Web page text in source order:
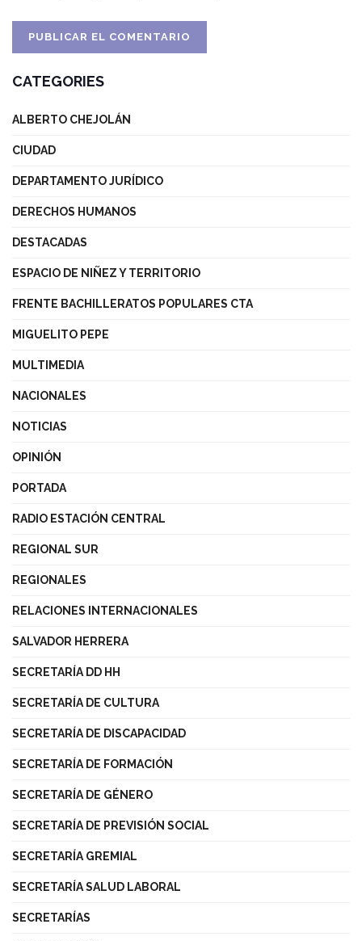
CATEGORIES
ALBERTO CHEJOLÁN
CIUDAD
DEPARTAMENTO JURÍDICO
DERECHOS HUMANOS
DESTACADAS
ESPACIO DE NIÑEZ Y TERRITORIO
FRENTE BACHILLERATOS POPULARES CTA
MIGUELITO PEPE
MULTIMEDIA
NACIONALES
NOTICIAS
OPINIÓN
PORTADA
RADIO ESTACIÓN CENTRAL
REGIONAL SUR
REGIONALES
RELACIONES INTERNACIONALES
SALVADOR HERRERA
SECRETARÍA DD HH
SECRETARÍA DE CULTURA
SECRETARÍA DE DISCAPACIDAD
SECRETARÍA DE FORMACIÓN
SECRETARÍA DE GÉNERO
SECRETARÍA DE PREVISIÓN SOCIAL
SECRETARÍA GREMIAL
SECRETARÍA SALUD LABORAL
SECRETARÍAS